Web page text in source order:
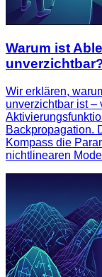
Warum ist
Wir erklären,
unverzichtbar ist –
Backpropagation.
Kompass die
nichtlinearen